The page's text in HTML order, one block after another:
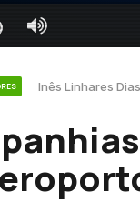
Inês Linhares